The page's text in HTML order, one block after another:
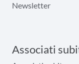
Newsletter
Associati